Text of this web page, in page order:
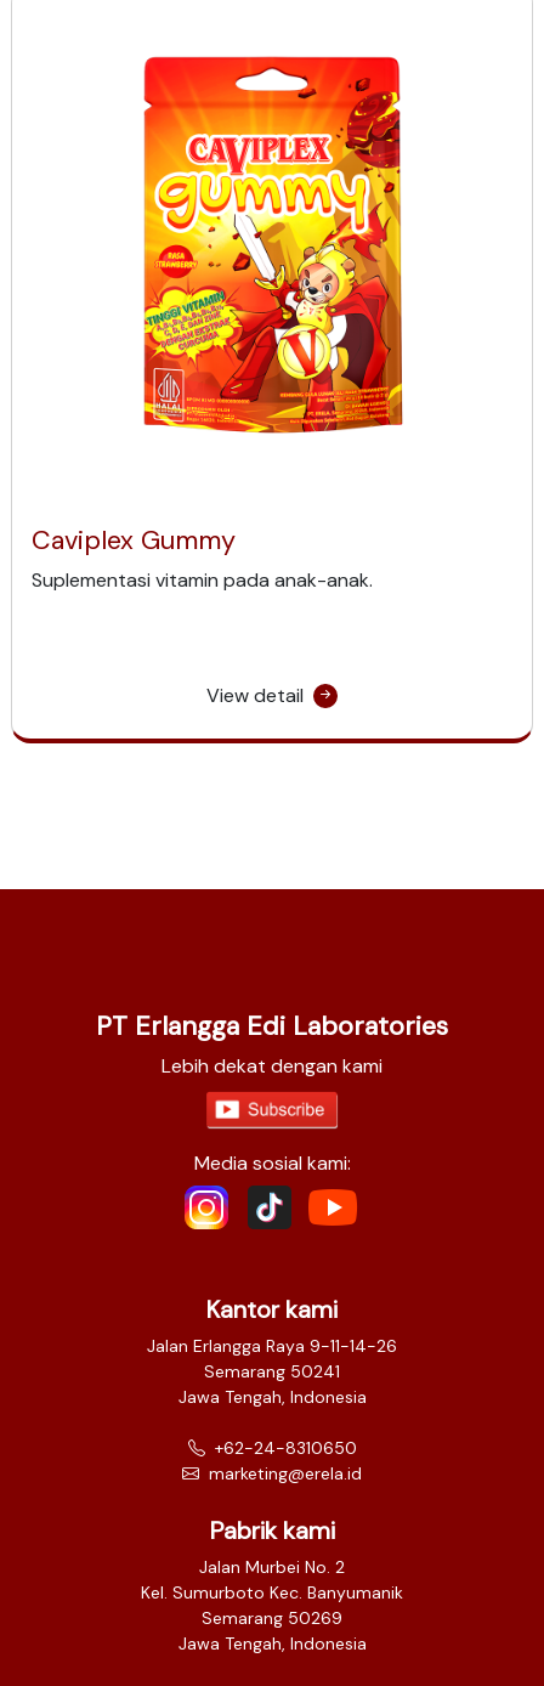
Caviplex Gummy
Suplementasi vitamin pada anak-anak.
View detail
PT Erlangga Edi Laboratories
Lebih dekat dengan kami
Media sosial kami:
Kantor kami
Jalan Erlangga Raya 9-11-14-26
Semarang 50241
Jawa Tengah, Indonesia
+62-24-8310650
marketing@erela.id
Pabrik kami
Jalan Murbei No. 2
Kel. Sumurboto Kec. Banyumanik
Semarang 50269
Jawa Tengah, Indonesia